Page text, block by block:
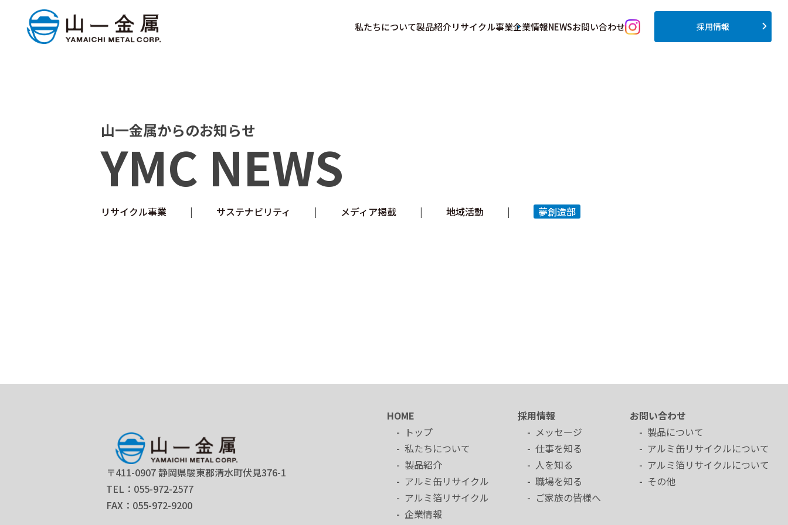
私たちについて製品紹介リサイクル事業企業情報NEWSお問い合わせ 採用情報
山一金属からのお知らせ
YMC NEWS
リサイクル事業 サステナビリティ メディア掲載 地域活動 夢創造部
〒411-0907 静岡県駿東郡清水町伏見376-1
TEL：055-972-2577
FAX：055-972-9200
HOME
トップ
私たちについて
製品紹介
アルミ缶リサイクル
アルミ箔リサイクル
企業情報
採用情報
メッセージ
仕事を知る
人を知る
職場を知る
ご家族の皆様へ
お問い合わせ
製品について
アルミ缶リサイクルについて
アルミ箔リサイクルについて
その他